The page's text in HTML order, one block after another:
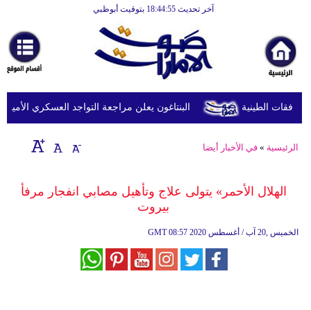
آخر تحديث 18:44:55 بتوقيت أبوظبي
أخبارعاجلة
رياضة
ثقافة
إقتصاد
وموسيقى
البنتاغون يعلن مراجعة التواجد العسكري
الرئيسية »في الأخبار أيضا
الهلال الأحمر» يتولى علاج وتأهيل مصابي انفجار مرفأ
بيروت
GMT 08:57 2020 الخميس ,20 آب / أغسطس